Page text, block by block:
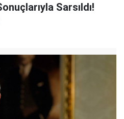
Sarsıldı!